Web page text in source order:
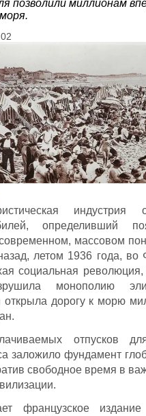
позволили миллионам
индустрия
определивший
массовом
летом 1936 года, во
социальная революция,
монополию
открыла дорогу к морю
отпусков
заложило фундамент
свободное время в
французское издание